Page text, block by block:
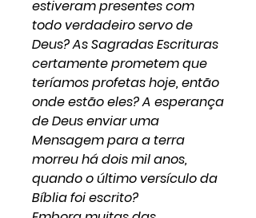
estiveram presentes com
todo verdadeiro servo de
Deus? As Sagradas Escrituras
certamente prometem que
teríamos profetas hoje, então
onde estão eles? A esperança
de Deus enviar uma
Mensagem para a terra
morreu há dois mil anos,
quando o último versículo da
Bíblia foi escrito?